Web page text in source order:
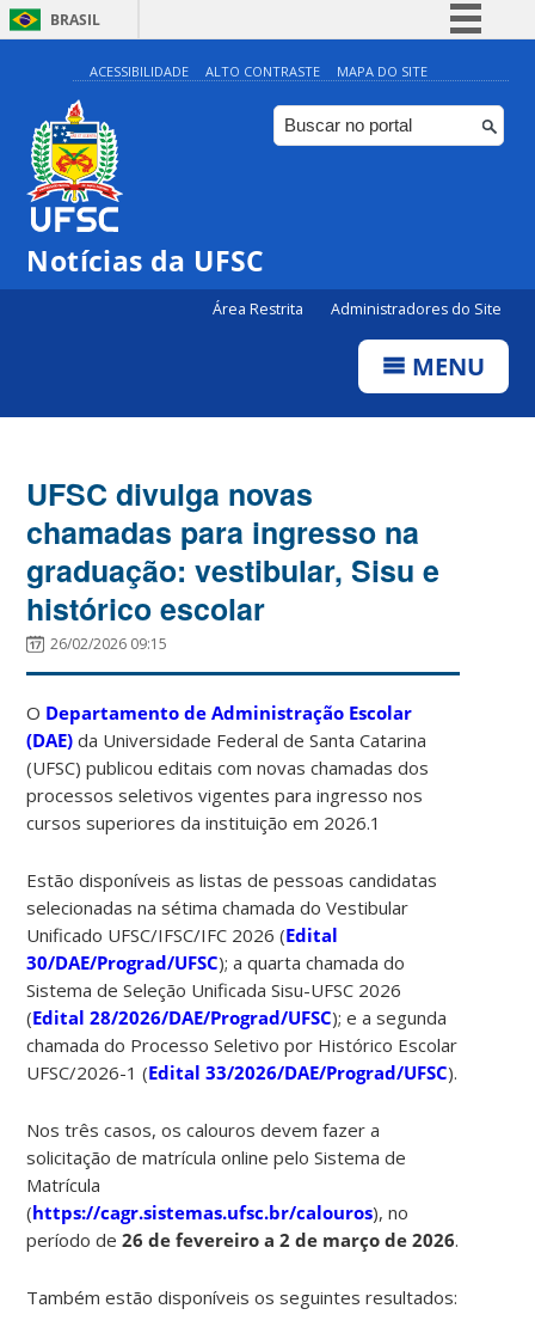
BRASIL
Simplifique!
Comunica BR
Participe
ACESSIBILIDADE ALTO CONTRASTE MAPA DO SITE
Notícias da UFSC
Área Restrita Administradores do Site
MENU
UFSC divulga novas
chamadas para ingresso na
graduação: vestibular, Sisu e
histórico escolar
26/02/2026 09:15
O Departamento de Administração Escolar
(DAE) da Universidade Federal de Santa Catarina
(UFSC) publicou editais com novas chamadas dos
processos seletivos vigentes para ingresso nos
cursos superiores da instituição em 2026.1
Estão disponíveis as listas de pessoas candidatas
selecionadas na sétima chamada do Vestibular
Unificado UFSC/IFSC/IFC 2026 (Edital
30/DAE/Prograd/UFSC); a quarta chamada do
Sistema de Seleção Unificada Sisu-UFSC 2026
(Edital 28/2026/DAE/Prograd/UFSC); e a segunda
chamada do Processo Seletivo por Histórico Escolar
UFSC/2026-1 (Edital 33/2026/DAE/Prograd/UFSC).
Nos três casos, os calouros devem fazer a
solicitação de matrícula online pelo Sistema de
Matrícula
(https://cagr.sistemas.ufsc.br/calouros), no
período de26 de fevereiro a 2 de março de 2026.
Também estão disponíveis os seguintes resultados: